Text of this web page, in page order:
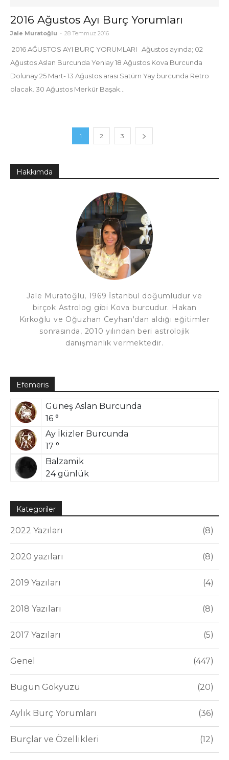
2016 Ağustos Ayı Burç Yorumları
Jale Muratoğlu - 28 Temmuz 2016
2016 AĞUSTOS AYI BURÇ YORUMLARI Ağustos ayında; 02
Ağustos Aslan Burcunda Yeniay 18 Ağustos Kova Burcunda
Dolunay 25 Mart- 13 Ağustos arası Satürn Yay burcunda Retro
olacak. 30 Ağustos Merkür Başak...
1 2 3
Hakkımda
Jale Muratoğlu, 1969 İstanbul doğumludur ve
birçok Astrolog gibi Kova burcudur. Hakan
Kırkoğlu ve Oğuzhan Ceyhan'dan aldığı eğitimler
sonrasında, 2010 yılından beri astrolojik
danışmanlık vermektedir.
Efemeris
Güneş Aslan Burcunda
16 °
Ay İkizler Burcunda
17 °
Balzamik
24 günlük
Kategoriler
2022 Yazıları 8
2020 yazıları 8
2019 Yazıları 4
2018 Yazıları 8
2017 Yazıları 5
Genel 447
Bugün Gökyüzü 20
Aylık Burç Yorumları 36
Burçlar ve Özellikleri 12